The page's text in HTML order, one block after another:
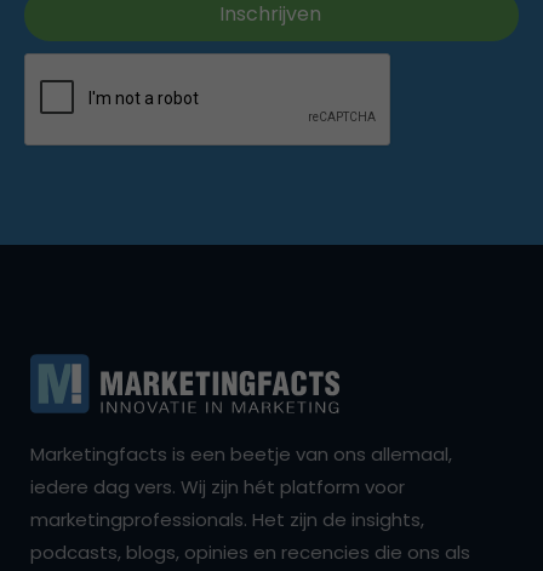
Marketingfacts is een beetje van ons allemaal,
iedere dag vers. Wij zijn hét platform voor
marketingprofessionals. Het zijn de insights,
podcasts, blogs, opinies en recencies die ons als